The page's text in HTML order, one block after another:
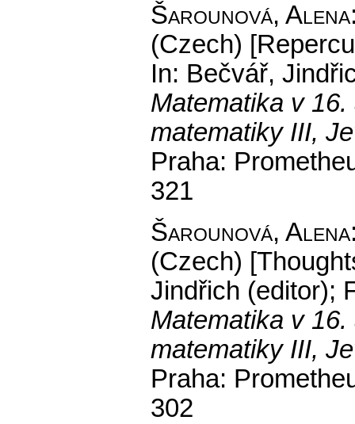
Šarounová, Alena
(Czech)
In: Bečvář,
Matematika v
matematiky III,
Praha:
321
Šarounová, Alena
(Czech)
Jindřich (editor);
Matematika v
matematiky III,
Praha:
302